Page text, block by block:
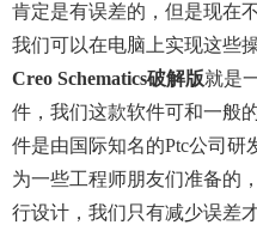
肯定是有误差的，但是现在
我们可以在电脑上实现这些
Creo Schematics破解版就是
件，我们这款软件可和一般
件是由国际知名的ptc公司研
为一些工程师朋友们准备的
行设计，我们只有减少误差